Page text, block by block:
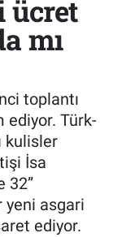
ücret
mı
toplantı
ediyor. Türk-
kulisler
İsa
32”
yeni asgari
ediyor.